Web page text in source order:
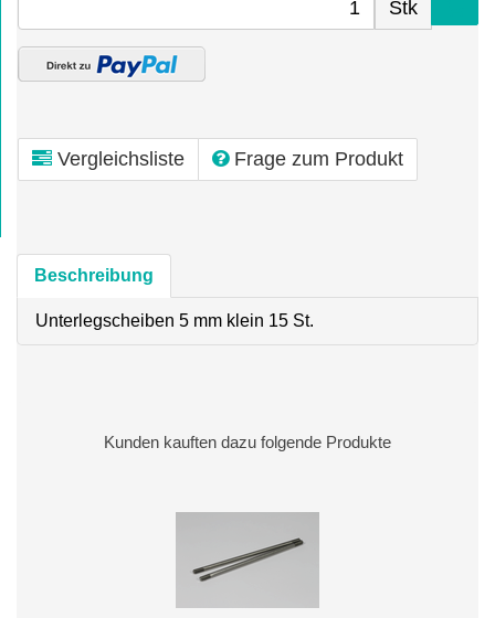
Stk
Vergleichsliste Frage zum Produkt
Beschreibung
Unterlegscheiben 5 mm klein 15 St.
Kunden kauften dazu folgende Produkte